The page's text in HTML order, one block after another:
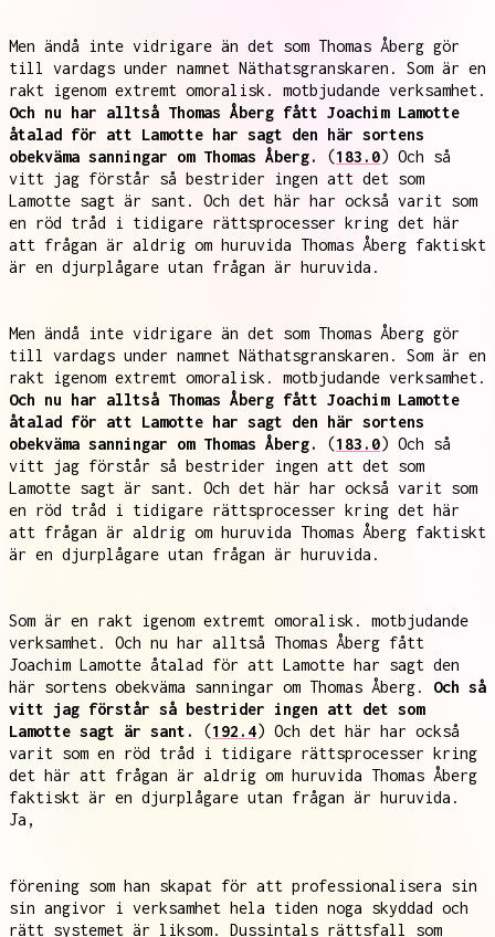
Men ändå inte vidrigare än det som Thomas Åberg gör
till vardags under namnet Näthatsgranskaren. Som är en
rakt igenom extremt omoralisk. motbjudande verksamhet.
Och nu har alltså Thomas Åberg fått Joachim Lamotte
åtalad för att Lamotte har sagt den här sortens
obekväma sanningar om Thomas Åberg.
(183.0) Och så
vitt jag förstår så bestrider ingen att det som
Lamotte sagt är sant. Och det här har också varit som
en röd tråd i tidigare rättsprocesser kring det här
att frågan är aldrig om huruvida Thomas Åberg faktiskt
är en djurplågare utan frågan är huruvida.
Men ändå inte vidrigare än det som Thomas Åberg gör
till vardags under namnet Näthatsgranskaren. Som är en
rakt igenom extremt omoralisk. motbjudande verksamhet.
Och nu har alltså Thomas Åberg fått Joachim Lamotte
åtalad för att Lamotte har sagt den här sortens
obekväma sanningar om Thomas Åberg.
(183.0) Och så
vitt jag förstår så bestrider ingen att det som
Lamotte sagt är sant. Och det här har också varit som
en röd tråd i tidigare rättsprocesser kring det här
att frågan är aldrig om huruvida Thomas Åberg faktiskt
är en djurplågare utan frågan är huruvida.
Som är en rakt igenom extremt omoralisk. motbjudande
verksamhet. Och nu har alltså Thomas Åberg fått
Joachim Lamotte åtalad för att Lamotte har sagt den
här sortens obekväma sanningar om Thomas Åberg. Och så
vitt jag förstår så bestrider ingen att det som
Lamotte sagt är sant.
(192.4) Och det här har också
varit som en röd tråd i tidigare rättsprocesser kring
det här att frågan är aldrig om huruvida Thomas Åberg
faktiskt är en djurplågare utan frågan är huruvida.
Ja,
förening som han skapat för att professionalisera sin
sin angivor i verksamhet hela tiden noga skyddad och
rätt systemet är liksom. Dussintals rättsfall som